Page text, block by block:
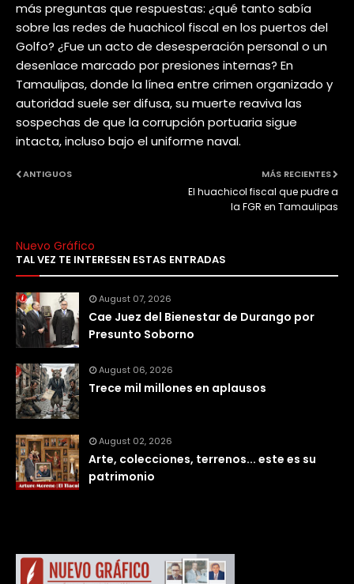
más preguntas que respuestas: ¿qué tanto sabía
sobre las redes de huachicol fiscal en los puertos del
Golfo? ¿Fue un acto de desesperación personal o un
desenlace marcado por presiones internas? En
Tamaulipas, donde la línea entre crimen organizado y
autoridad suele ser difusa, su muerte reaviva las
sospechas de que la corrupción portuaria sigue
intacta, incluso bajo el uniforme naval.
MÁS RECIENTES
El huachicol fiscal que pudre a
la FGR en Tamaulipas
ANTIGUOS
Nuevo Gráfico
TAL VEZ TE INTERESEN ESTAS ENTRADAS
August 07, 2026
Cae Juez del Bienestar de Durango por
Presunto Soborno
August 06, 2026
Trece mil millones en aplausos
August 02, 2026
Arte, colecciones, terrenos... este es su
patrimonio